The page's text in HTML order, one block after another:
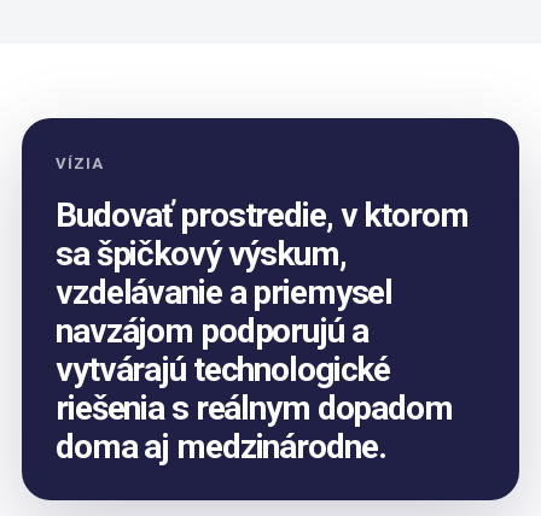
VÍZIA
Budovať prostredie, v ktorom
sa špičkový výskum,
vzdelávanie a priemysel
navzájom podporujú a
vytvárajú technologické
riešenia s reálnym dopadom
doma aj medzinárodne.